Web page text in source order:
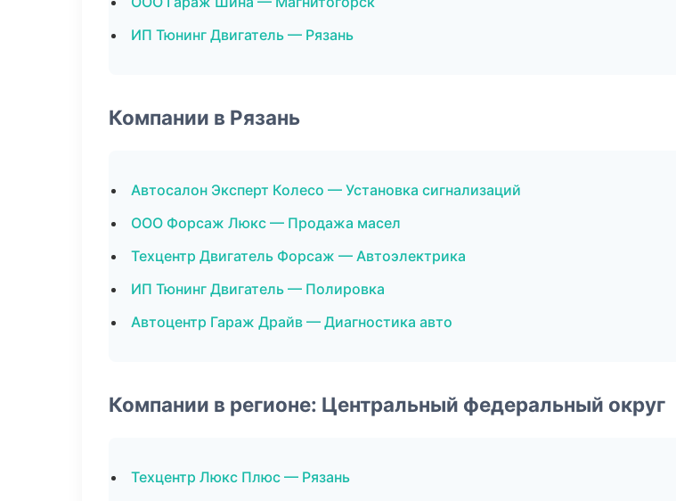
ИП Тюнинг Двигатель — Рязань
Компании в Рязань
Автосалон Эксперт Колесо — Установка сигнализаций
ООО Форсаж Люкс — Продажа масел
Техцентр Двигатель Форсаж — Автоэлектрика
ИП Тюнинг Двигатель — Полировка
Автоцентр Гараж Драйв — Диагностика авто
Компании в регионе: Центральный федеральный округ
Техцентр Люкс Плюс — Рязань